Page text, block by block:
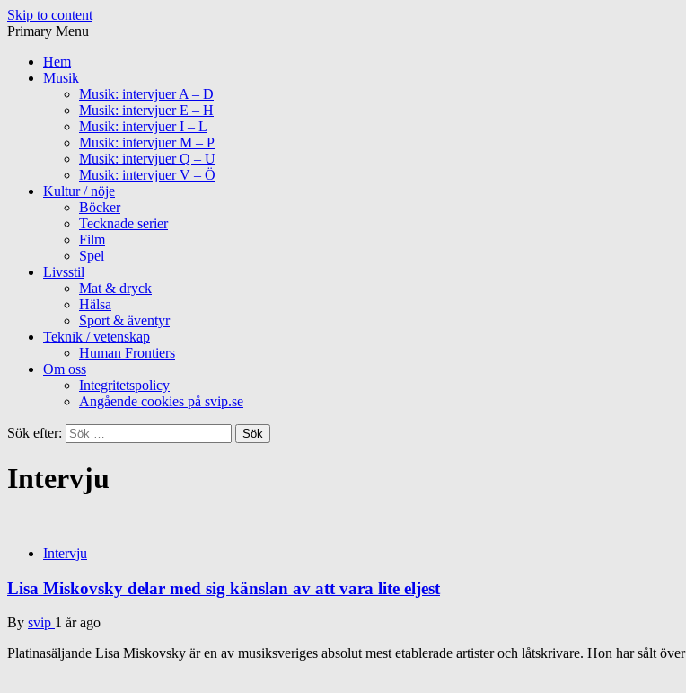
Skip to content
Primary Menu
Hem
Musik
Musik: intervjuer A – D
Musik: intervjuer E – H
Musik: intervjuer I – L
Musik: intervjuer M – P
Musik: intervjuer Q – U
Musik: intervjuer V – Ö
Kultur / nöje
Böcker
Tecknade serier
Film
Spel
Livsstil
Mat & dryck
Hälsa
Sport & äventyr
Teknik / vetenskap
Human Frontiers
Om oss
Integritetspolicy
Angående cookies på svip.se
Sök efter:
Intervju
Intervju
Lisa Miskovsky delar med sig känslan av att vara lite eljest
By svip 1 år ago
Platinasäljande Lisa Miskovsky är en av musiksveriges absolut mest etablerade artister och låtskrivare. Hon har sålt över